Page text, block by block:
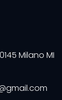
Milano MI